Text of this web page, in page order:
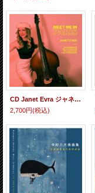
CD Janet Evra ジャネット・エヴラ / Meet Me In Paris
2,700円(税込)